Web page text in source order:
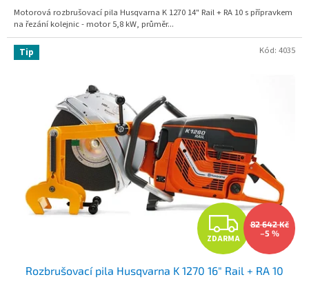
Motorová rozbrušovací pila Husqvarna K 1270 14" Rail + RA 10 s přípravkem
na řezání kolejnic - motor 5,8 kW, průměr...
Tip
Z
D
A
ZDARMA
82 642 Kč
–5 %
Rozbrušovací pila Husqvarna K 1270 16" Rail + RA 10
Kód: 4035